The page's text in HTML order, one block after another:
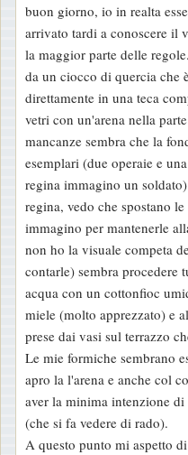
s
s
a
g
g
i
o
buon giorno, io in realta
arrivato tardi a conoscere il
la maggior parte delle
da un ciocco di quercia che
direttamente in una teca
vetri con un'arena nella
mancanze sembra che la
esemplari (due operaie e
regina immagino un
regina, vedo che spostano
immagino per mantenerle
non ho la visuale competa
contarle) sembra procedere
acqua con un cottonfioc
miele (molto apprezzato) e
prese dai vasi sul terrazzo
Le mie formiche sembrano
apro la l'arena e anche col
aver la minima intenzione
(che si fa vedere di rado).
A questo punto mi aspetto